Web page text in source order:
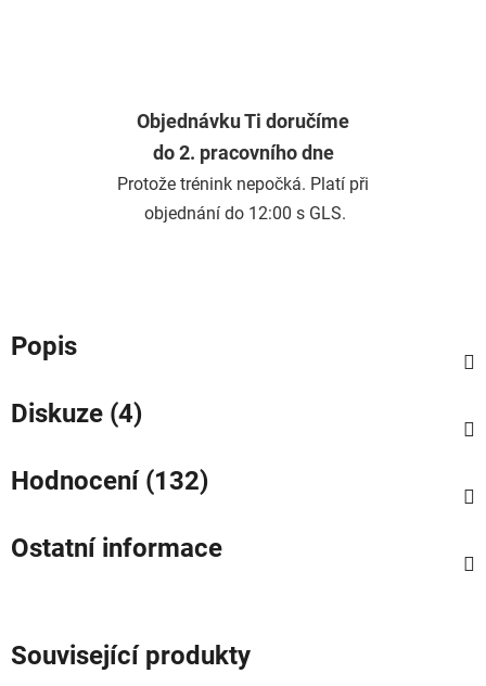
Objednávku Ti doručíme
do 2. pracovního dne
Protože trénink nepočká. Platí při
objednání do 12:00 s GLS.
Popis
Diskuze (4)
Hodnocení (132)
Ostatní informace
Související produkty